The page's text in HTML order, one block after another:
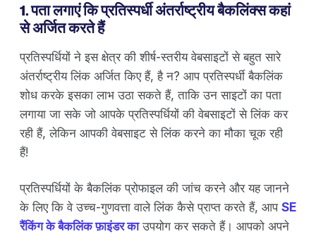
1. पता लगाएं कि प्रतिस्पर्धी अंतर्राष्ट्रीय बैकलिंक्स कहां
से अर्जित करते हैं
प्रतिस्पर्धियों ने इस क्षेत्र की शीर्ष-स्तरीय वेबसाइटों से बहुत सारे
अंतर्राष्ट्रीय लिंक अर्जित किए हैं, है न? आप प्रतिस्पर्धी बैकलिंक
शोध करके इसका लाभ उठा सकते हैं, ताकि उन साइटों का पता
लगाया जा सके जो आपके प्रतिस्पर्धियों की वेबसाइटों से लिंक कर
रही हैं, लेकिन आपकी वेबसाइट से लिंक करने का मौका चूक रही
हैं!
प्रतिस्पर्धियों के बैकलिंक प्रोफाइल की जांच करने और यह जानने
के लिए कि वे उच्च-गुणवत्ता वाले लिंक कैसे प्राप्त करते हैं, आप SE
रैंकिंग के बैकलिंक फ़ाइंडर काउपयोग कर सकते हैं। आपको अपने